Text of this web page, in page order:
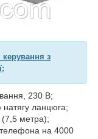
з
230 В;
натягу ланцюга;
метра);
на 4000